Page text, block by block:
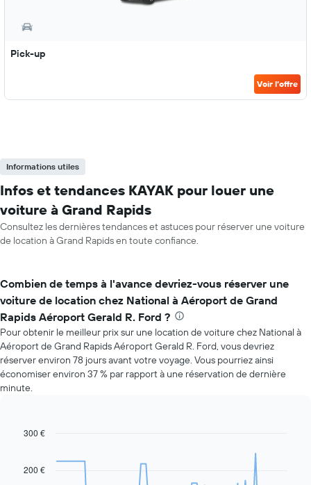
Pick-up
Voir l’offre
Informations utiles
Infos et tendances KAYAK pour louer une
voiture à Grand Rapids
Consultez les dernières tendances et astuces pour réserver une voiture
de location à Grand Rapids en toute confiance.
Combien de temps à l'avance devriez-vous réserver une
voiture de location chez National à Aéroport de Grand
Rapids Aéroport Gerald R. Ford ?
Pour obtenir le meilleur prix sur une location de voiture chez National à
Aéroport de Grand Rapids Aéroport Gerald R. Ford, vous devriez
réserver environ 78 jours avant votre voyage. Vous pourriez ainsi
économiser environ 37 % par rapport à une réservation de dernière
minute.
Line
91
data
Chart
200 €
300 €